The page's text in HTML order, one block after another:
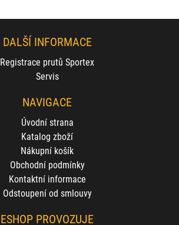
DALŠÍ INFORMACE
Registrace prutů Sportex
Servis
NAVIGACE
Úvodní strana
Katalog zboží
Nákupní košík
Obchodní podmínky
Kontaktní informace
Odstoupení od smlouvy
ESHOP PROVOZUJE